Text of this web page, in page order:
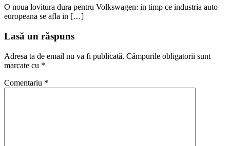
O noua lovitura dura pentru Volkswagen: in timp ce industria auto
europeana se afla in […]
Lasă un răspuns
Adresa ta de email nu va fi publicată. Câmpurile obligatorii sunt
marcate cu *
Comentariu *